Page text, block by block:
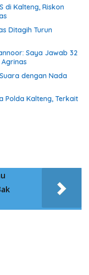
di Kalteng, Riskon
Ditagih Turun
Saya Jawab 32
dengan Nada
Polda Kalteng, Terkait